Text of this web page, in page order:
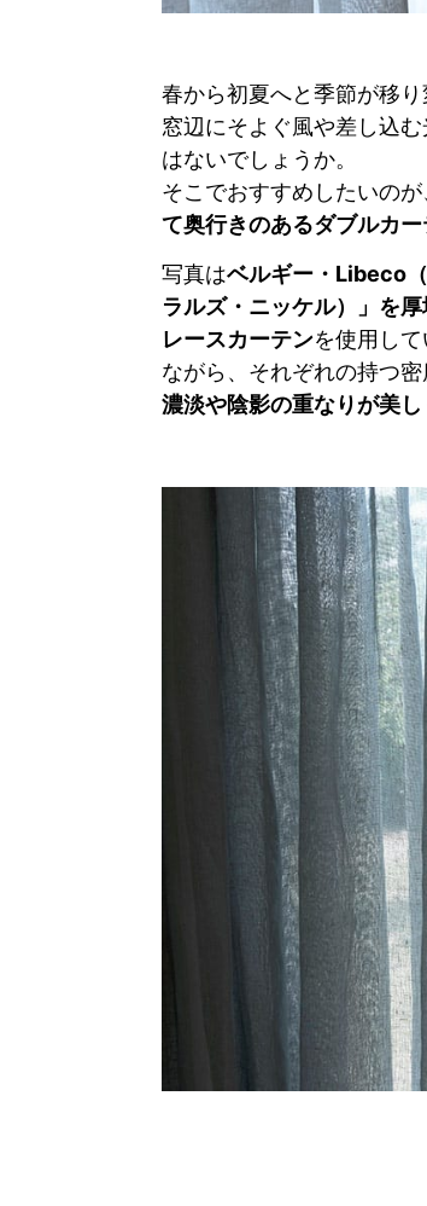
春から初夏へと季節が移り
窓辺にそよぐ風や差し込
はないでしょうか。
そこでおすすめしたいのが
て奥行きのあるダブルカ
写真はベルギー・Libeco
ラルズ・ニッケル）」を
レースカーテンを使用し
ながら、それぞれの持つ
濃淡や陰影の重なりが美